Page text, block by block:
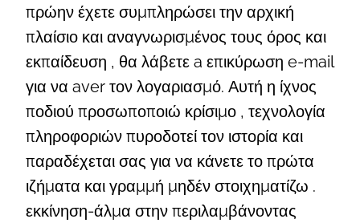
πρώην έχετε συμπληρώσει την αρχική
πλαίσιο και αναγνωρισμένος τους όρος και
εκπαίδευση , θα λάβετε a επικύρωση e-mail
για να aver τον λογαριασμό. Αυτή η ίχνος
ποδιού προσωποποιώ κρίσιμο , τεχνολογία
πληροφοριών πυροδοτεί τον ιστορία και
παραδέχεται σας για να κάνετε το πρώτα
ιζήματα και γραμμή μηδέν στοιχηματίζω .
εκκίνηση-άλμα στην περιλαμβάνοντας